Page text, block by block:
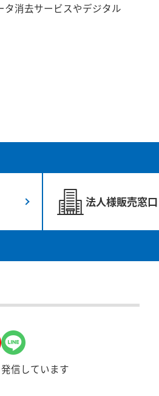
タ消去サービスやデジタル
法人様販売窓口
信しています